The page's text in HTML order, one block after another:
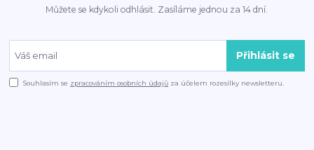
Můžete se kdykoli odhlásit. Zasíláme jednou za 14 dní.
Přihlásit se
Souhlasím se zpracováním osobních údajů za účelem rozesílky newsletteru.